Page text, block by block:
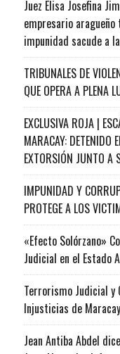
Juez Elisa Josefina
empresario
impunidad sacude a
TRIBUNALES DE
QUE OPERA A PLENA
EXCLUSIVA ROJA |
MARACAY: DETENIDO
EXTORSIÓN JUNTO A
IMPUNIDAD Y
PROTEGE A LOS
«Efecto Solórzano»
Judicial en el Estado
Terrorismo Judicial y
Injusticias de Maracay
Jean Antiba Abdel